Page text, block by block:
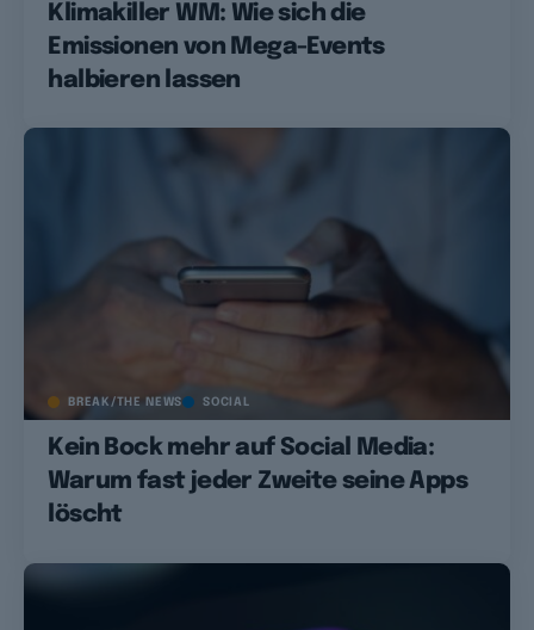
Klimakiller WM: Wie sich die
Emissionen von Mega-Events
halbieren lassen
BREAK/THE NEWS SOCIAL
Kein Bock mehr auf Social Media:
Warum fast jeder Zweite seine Apps
löscht